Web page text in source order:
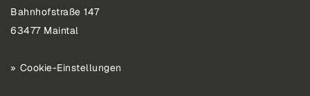
Bahnhofstraße 147
63477 Maintal
Cookie-Einstellungen